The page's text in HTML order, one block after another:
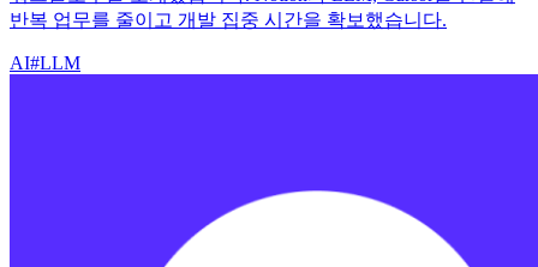
반복 업무를 줄이고 개발 집중 시간을 확보했습니다.
AI#LLM